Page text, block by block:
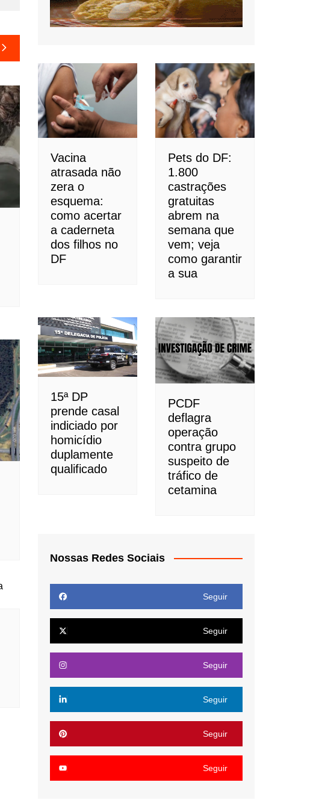
Vacina
atrasada não
zera o
esquema:
como acertar
a caderneta
dos filhos no
DF
Pets do DF:
1.800
castrações
gratuitas
abrem na
semana que
vem; veja
como garantir
a sua
15ª DP
prende casal
indiciado por
homicídio
duplamente
qualificado
PCDF
deflagra
operação
contra grupo
suspeito de
tráfico de
cetamina
Nossas Redes Sociais
Seguir
Seguir
Seguir
Seguir
Seguir
Seguir